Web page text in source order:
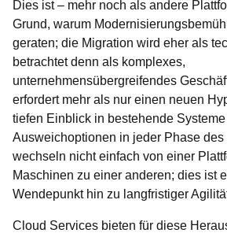
Dies ist – mehr noch als andere
Grund, warum
geraten; die Migration wird eher als
betrachtet denn als komplexes,
unternehmensübergreifendes
erfordert mehr als nur einen neuen
tiefen Einblick in bestehende Systeme
Ausweichoptionen in jeder Phase
wechseln nicht einfach von einer
Maschinen zu einer anderen; dies ist
Wendepunkt hin zu langfristiger
Cloud Services bieten für diese